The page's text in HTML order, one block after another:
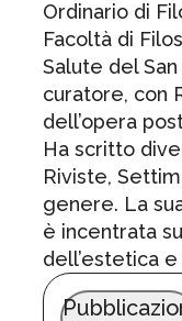
Ordinario di
Facoltà di
Salute del
curatore, con
dell’opera
Ha scritto
Riviste,
genere. La
è incentrata
dell’estetica